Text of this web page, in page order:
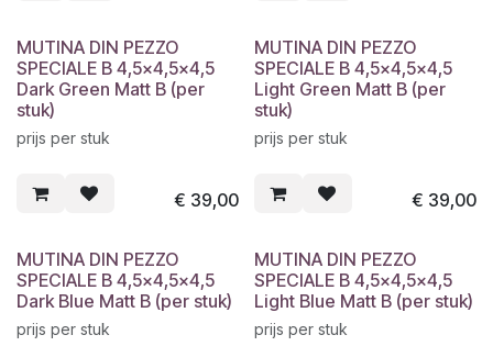
MUTINA DIN PEZZO
SPECIALE B 4,5x4,5x4,5
Dark Green Matt B (per
stuk)
prijs per stuk
€ 39,00
MUTINA DIN PEZZO
SPECIALE B 4,5x4,5x4,5
Light Green Matt B (per
stuk)
prijs per stuk
€ 39,00
MUTINA DIN PEZZO
SPECIALE B 4,5x4,5x4,5
Dark Blue Matt B (per stuk)
prijs per stuk
MUTINA DIN PEZZO
SPECIALE B 4,5x4,5x4,5
Light Blue Matt B (per stuk)
prijs per stuk